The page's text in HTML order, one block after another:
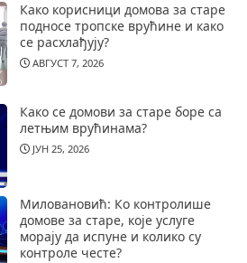
Како корисници домова за старе
подносе тропске врућине и како
се расхлађују?
АВГУСТ 7, 2026
Како се домови за старе боре са
летњим врућинама?
ЈУН 25, 2026
Миловановић: Ко контролише
домове за старе, које услуге
морају да испуне и колико су
контроле честе?